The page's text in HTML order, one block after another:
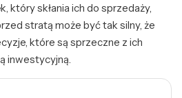
który skłania ich do sprzedaży,
stratą może być tak silny, że
które są sprzeczne z ich
inwestycyjną.